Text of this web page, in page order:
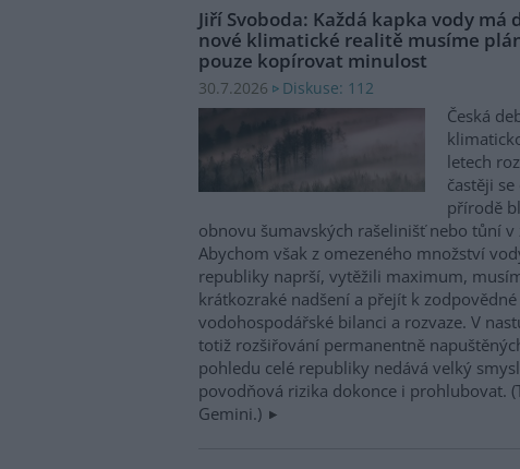
Jiří Svoboda: Každá kapka vody má
nové klimatické realitě musíme
pouze kopírovat minulost
30.7.2026 Diskuse: 112
Česká
letech
častěji
přírodě
obnovu šumavských rašelinišť nebo tůní v
Abychom však z omezeného množství
republiky naprší, vytěžili maximum,
krátkozraké nadšení a přejít k
vodohospodářské bilanci a rozvaze. V
totiž rozšiřování permanentně
pohledu celé republiky nedává velký
povodňová rizika dokonce i prohlubovat.
Gemini.)